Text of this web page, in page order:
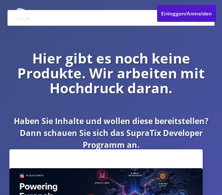
Einloggen/Anmelden
Hier gibt es noch keine
Produkte. Wir arbeiten mit
Hochdruck daran.
Haben Sie Inhalte und wollen diese bereitstellen?
Dann schauen Sie sich dasSupraTix Developer
Programman.